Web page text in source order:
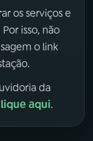
os serviços e
isso, não
o link
da
aqui.